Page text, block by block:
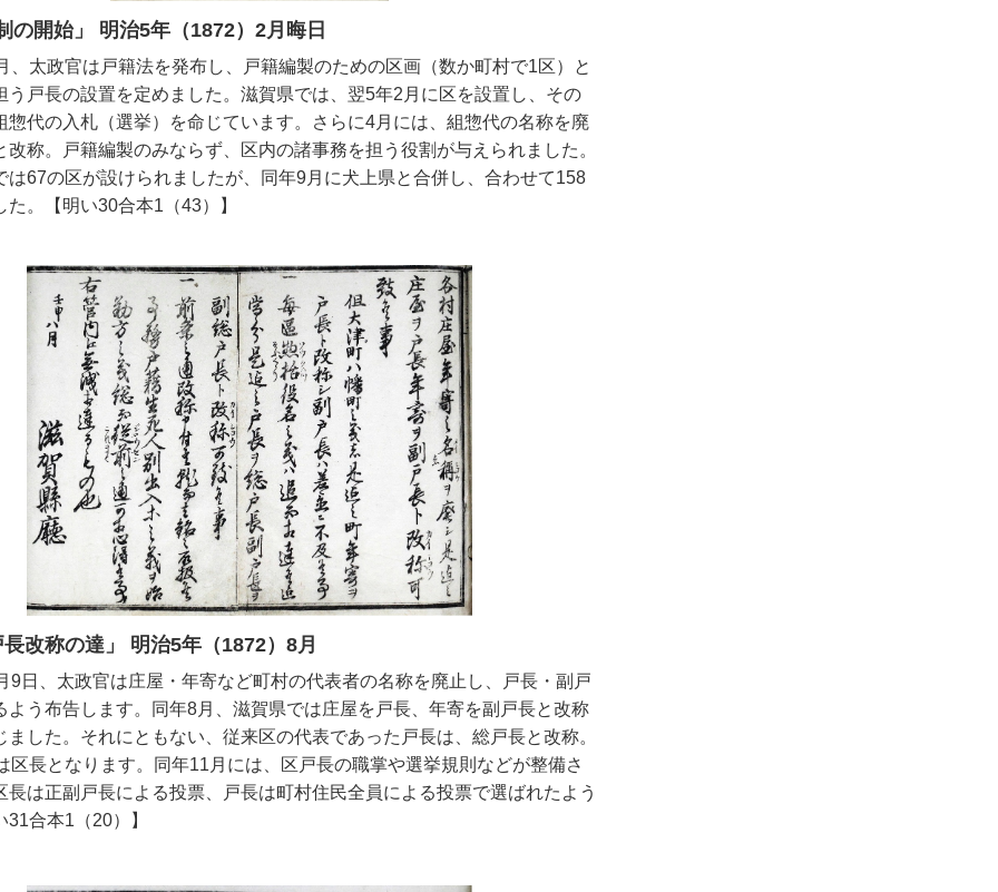
の開始」 明治5年（1872）2月晦日
太政官は戸籍法を発布し、戸籍編製のための区画（数か町村で1区）と
う戸長の設置を定めました。滋賀県では、翌5年2月に区を設置し、その
惣代の入札（選挙）を命じています。さらに4月には、組惣代の名称を廃
改称。戸籍編製のみならず、区内の諸事務を担う役割が与えられました。
は67の区が設けられましたが、同年9月に犬上県と合併し、合わせて158
た。【明い30合本1（43）】
長改称の達」 明治5年（1872）8月
日、太政官は庄屋・年寄など町村の代表者の名称を廃止し、戸長・副戸
よう布告します。同年8月、滋賀県では庄屋を戸長、年寄を副戸長と改称
ました。それにともない、従来区の代表であった戸長は、総戸長と改称。
区長となります。同年11月には、区戸長の職掌や選挙規則などが整備さ
長は正副戸長による投票、戸長は町村住民全員による投票で選ばれたよう
31合本1（20）】